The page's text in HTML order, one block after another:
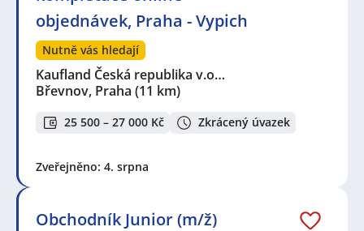
objednávek, Praha - Vypich
Nutně vás hledají
Kaufland Česká republika v.o…
Břevnov, Praha (11 km)
25 500 – 27 000 Kč Zkrácený úvazek
Zveřejněno: 4. srpna
Obchodník Junior (m/ž)